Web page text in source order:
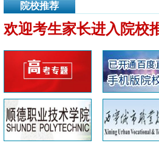
院校推荐
欢迎考生家长进入院校